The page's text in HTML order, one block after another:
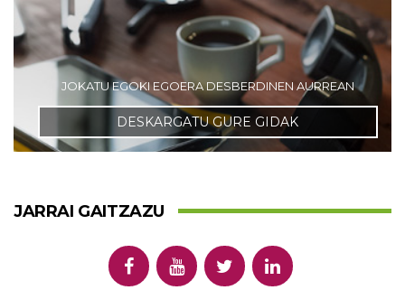
JOKATU EGOKI EGOERA DESBERDINEN AURREAN
DESKARGATU GURE GIDAK
JARRAI GAITZAZU